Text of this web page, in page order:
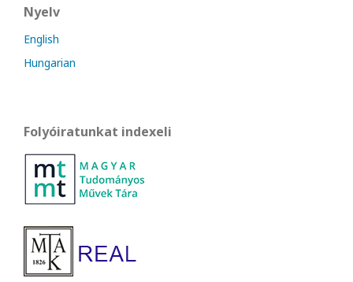
Nyelv
English
Hungarian
Folyóiratunkat indexeli